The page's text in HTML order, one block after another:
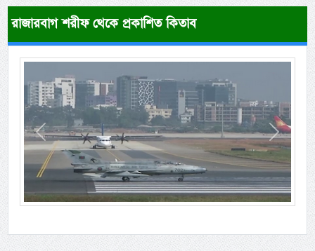
রাজারবাগ শরীফ থেকে প্রকাশিত কিতাব
Previous Next